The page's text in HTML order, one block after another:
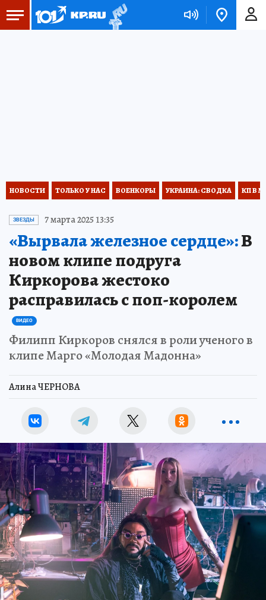
НОВОСТИ ТОЛЬКО У НАС ВОЕНКОРЫ УКРАИНА: СВОДКА КП В
ЗВЕЗДЫ 7 марта 2025 13:35
«Вырвала железное сердце»:В
новом клипе подруга
Киркорова жестоко
расправилась с поп-королем
ВИДЕО
Филипп Киркоров снялся в роли ученого в
клипе Марго «Молодая Мадонна»
Алина ЧЕРНОВА